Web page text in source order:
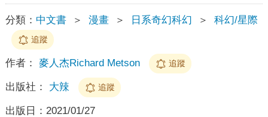
分類： 中文書 ＞ 漫畫 ＞ 日系奇幻科幻 ＞ 科幻/星際
追蹤
作者： 麥人杰Richard Metson 追蹤
出版社： 大辣 追蹤
出版日： 2021/01/27